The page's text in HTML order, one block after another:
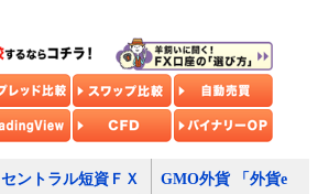
セントラル短資ＦＸ
GMO外貨 「外貨e